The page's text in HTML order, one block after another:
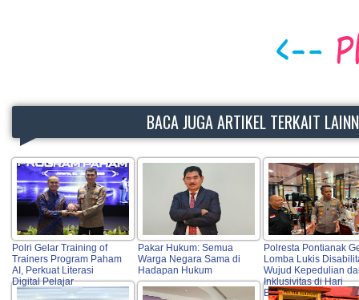
BACA JUGA ARTIKEL TERKAIT
Polri Gelar Training of
Trainers Program Paham
AI, Perkuat Literasi
Digital Pelajar
Pakar Hukum: Semua
Warga Negara Sama di
Hadapan Hukum
Polresta Pontianak
Lomba Lukis
Wujud Kepedulian
Inklusivitas di Hari
Bhayangkara ke-80